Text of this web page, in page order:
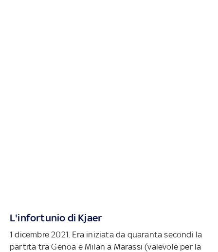
L'infortunio di Kjaer
1 dicembre 2021. Era iniziata da quaranta secondi la
partita tra Genoa e Milan a Marassi (valevole per la